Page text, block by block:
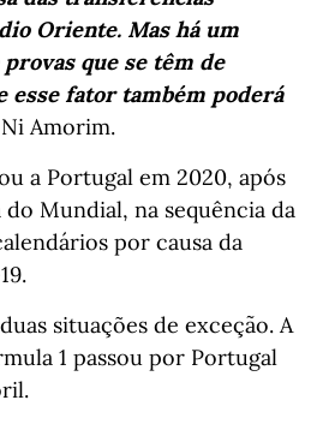
Oriente. Mas há um
que se têm de
esse fator também poderá
Amorim.
a Portugal em 2020, após
do Mundial, na sequência da
por causa da
situações de exceção. A
1 passou por Portugal